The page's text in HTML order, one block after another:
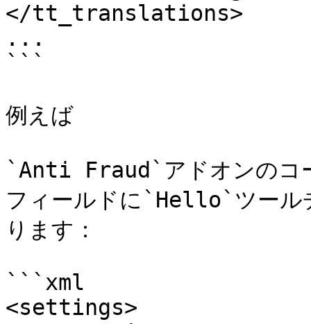
</tt_translations>
...
```
例えば
`Anti Fraud`アドオンの
フィールドに`Hello`ツール
ります：
```xml
<settings>